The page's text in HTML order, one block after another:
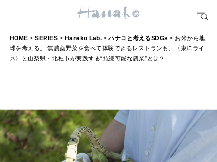
[12星座別] Monthly Love Holoscope
女神まり愛のタロットメッセージ
算命学がわかる今月のあなた
自分にやさしく
LEARN
知る、考える
ママもいろいろ
SUSTAINABLE
わたしができること
HOME >SERIES > Hanako Lab. >ハナコと考えるSDGs > お米から地
球を考える。 無農薬野菜を食べて体験できるレストランも。〈東洋ライ
ス〉と山梨県・北杜市が実践する“持続可能な農業”とは？